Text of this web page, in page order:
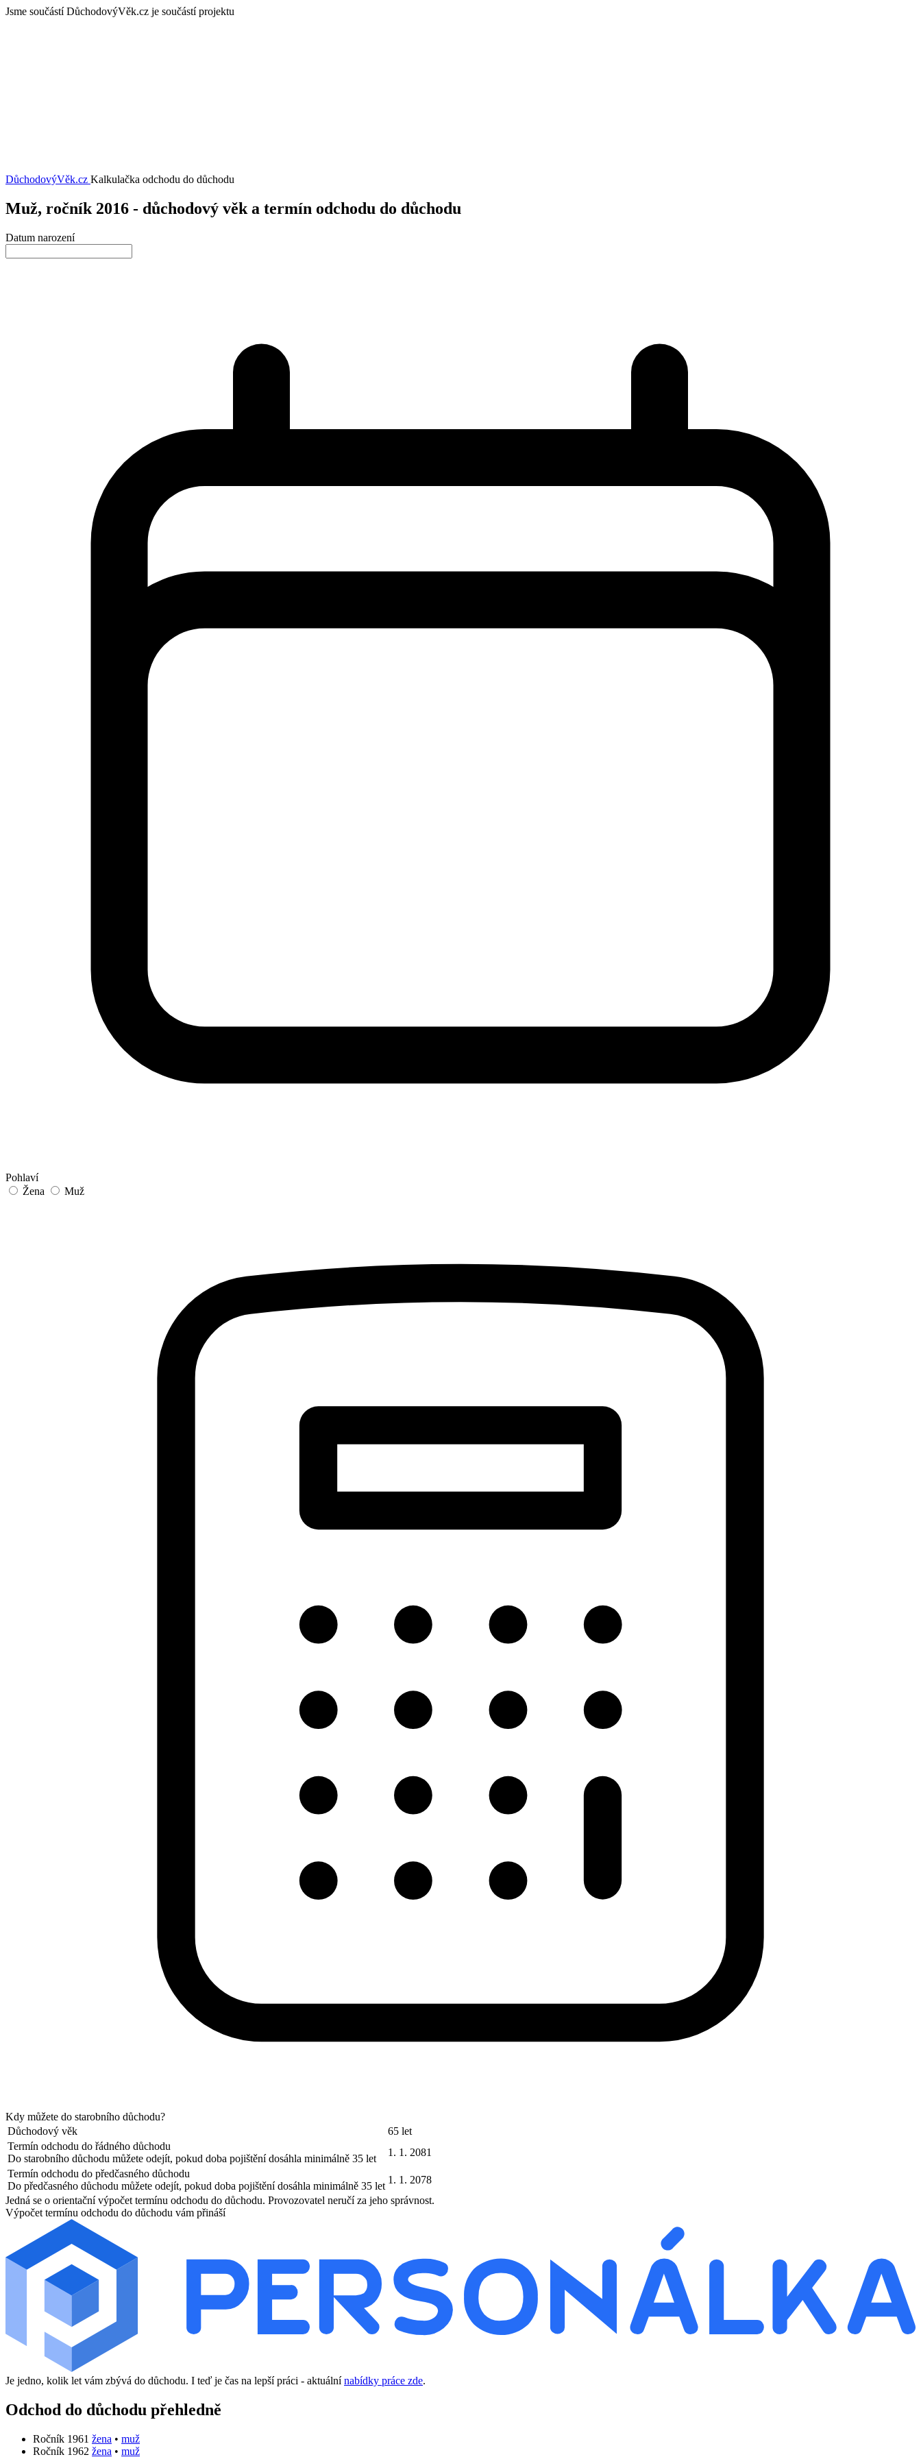
Jsme součástí DůchodovýVěk.cz je součástí projektu
DůchodovýVěk.cz Kalkulačka odchodu do důchodu
Muž, ročník 2016 - důchodový věk a termín odchodu do důchodu
Datum narození
Pohlaví
Žena
Muž
Kdy můžete do starobního důchodu?
Důchodový věk
65 let
Termín odchodu do řádného důchodu
Do starobního důchodu můžete odejít, pokud doba pojištění dosáhla minimálně 35 let
1. 1. 2081
Termín odchodu do předčasného důchodu
Do předčasného důchodu můžete odejít, pokud doba pojištění dosáhla minimálně 35 let
1. 1. 2078
Jedná se o orientační výpočet termínu odchodu do důchodu. Provozovatel neručí za jeho správnost.
Výpočet termínu odchodu do důchodu vám přináší
Je jedno, kolik let vám zbývá do důchodu. I teď je čas na lepší práci - aktuálnínabídky práce zde.
Odchod do důchodu přehledně
Ročník 1961 žena • muž
Ročník 1962 žena • muž